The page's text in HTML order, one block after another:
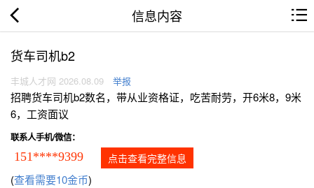
信息内容
货车司机b2
丰城人才网 2026.08.09 举报
招聘货车司机b2数名，带从业资格证，吃苦耐劳，开6米8，9米
6，工资面议
联系人手机/微信：
151****9399 点击查看完整信息
(查看需要10金币)